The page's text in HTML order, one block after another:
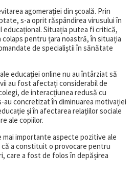
agomerației din școală. Prin
s-a oprit răspândirea virusului în
educațional. Situația putea fi critică,
pentru țara noastră, în situația
de specialiștii în sănătate
educației online nu au întârziat să
au fost afectați considerabil de
de interacțiunea redusă cu
concretizat în diminuarea motivației
și în afectarea relațiilor sociale
ale copiilor.
importante aspecte pozitive ale
a constituit o provocare pentru
care a fost de folos în depășirea